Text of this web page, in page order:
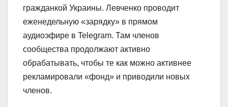
гражданкой Украины. Левченко проводит
еженедельную «зарядку» в прямом
аудиоэфире в Telegram. Там членов
сообщества продолжают активно
обрабатывать, чтобы те как можно активнее
рекламировали «фонд» и приводили новых
членов.